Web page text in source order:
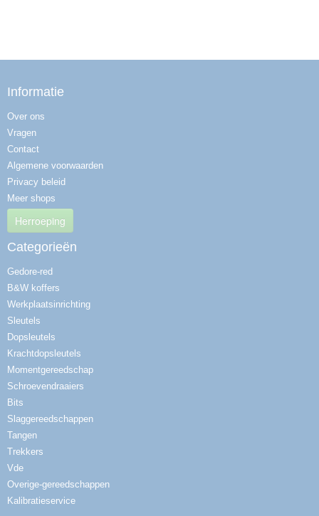
Informatie
Over ons
Vragen
Contact
Algemene voorwaarden
Privacy beleid
Meer shops
Herroeping
Categorieën
Gedore-red
B&W koffers
Werkplaatsinrichting
Sleutels
Dopsleutels
Krachtdopsleutels
Momentgereedschap
Schroevendraaiers
Bits
Slaggereedschappen
Tangen
Trekkers
Vde
Overige-gereedschappen
Kalibratieservice